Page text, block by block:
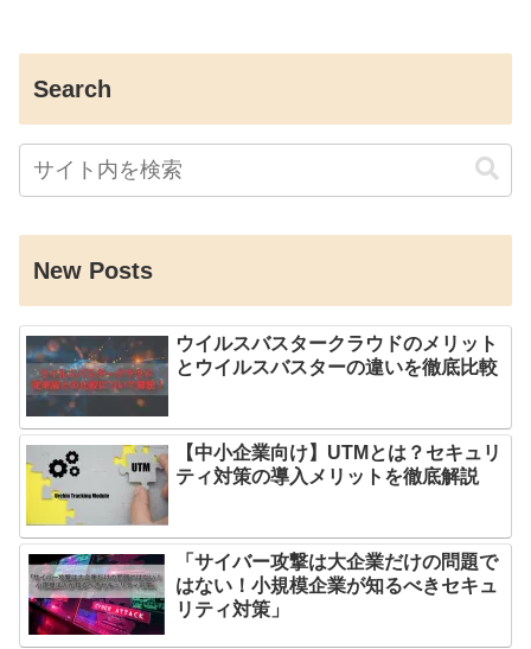
Search
New Posts
ウイルスバスタークラウドのメリット
とウイルスバスターの違いを徹底比較
【中小企業向け】UTMとは？セキュリ
ティ対策の導入メリットを徹底解説
「サイバー攻撃は大企業だけの問題で
はない！小規模企業が知るべきセキュ
リティ対策」